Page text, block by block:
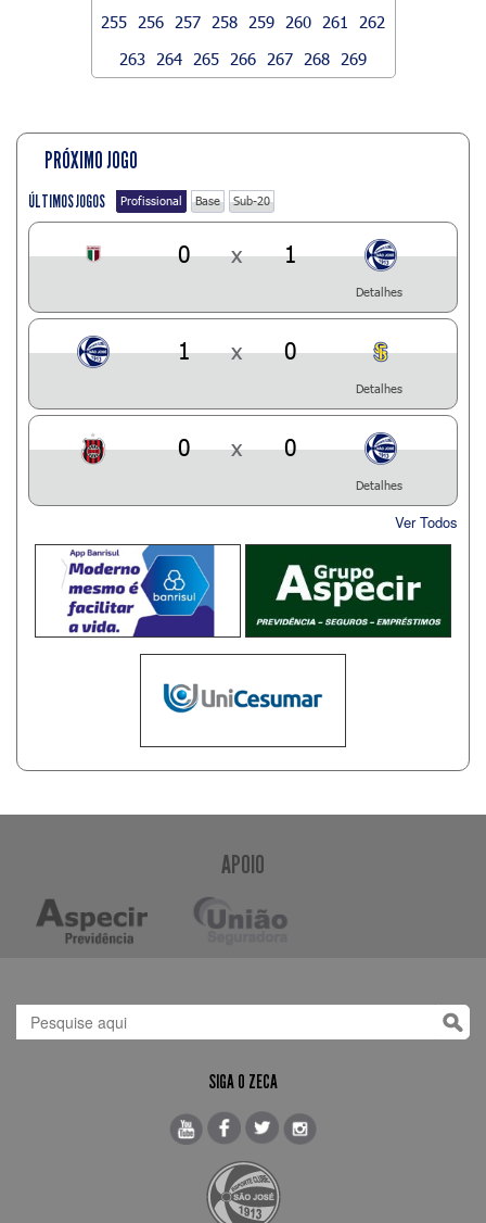
255
256 257 258 259 260 261
262
263
264 265 266 267 268 269
PRÓXIMO JOGO
ÚLTIMOS JOGOS Profissional Base Sub-20
0 x 1
Detalhes
1 x 0
Detalhes
0 x 0
Detalhes
Ver Todos
APOIO
SIGA O ZECA